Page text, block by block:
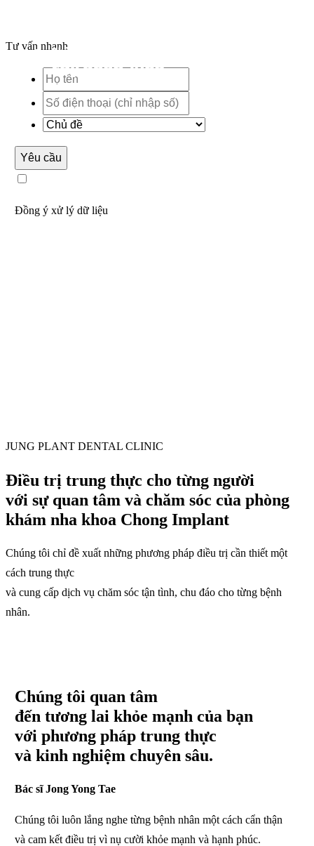
Tư vấn nhanh
Yêu cầu
Đồng ý xử lý dữ liệu
JUNG PLANT DENTAL CLINIC
Điều trị trung thực cho từng người
với sự quan tâm và chăm sóc của phòng
khám nha khoa Chong Implant
Chúng tôi chỉ đề xuất những phương pháp điều trị cần thiết một
cách trung thực
và cung cấp dịch vụ chăm sóc tận tình, chu đáo cho từng bệnh
nhân.
Chúng tôi quan tâm
đến tương lai khỏe mạnh của bạn
với phương pháp trung thực
và kinh nghiệm chuyên sâu.
Bác sĩ Jong Yong Tae
Chúng tôi luôn lắng nghe từng bệnh nhân một cách cẩn thận
và cam kết điều trị vì nụ cười khỏe mạnh và hạnh phúc.